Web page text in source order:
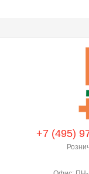
+7 (495)